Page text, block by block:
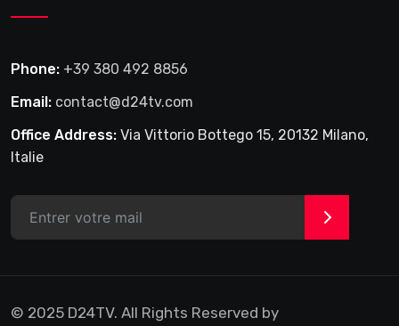
Phone: +39 380 492 8856
Email: contact@d24tv.com
Office Address: Via Vittorio Bottego 15, 20132 Milano,
Italie
>
© 2025 D24TV. All Rights Reserved by